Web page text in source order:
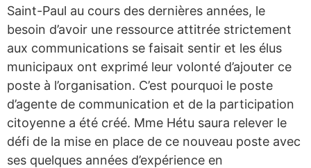
Saint-Paul au cours des dernières années, le
besoin d’avoir une ressource attitrée strictement
aux communications se faisait sentir et les élus
municipaux ont exprimé leur volonté d’ajouter ce
poste à l’organisation. C’est pourquoi le poste
d’agente de communication et de la participation
citoyenne a été créé. Mme Hétu saura relever le
défi de la mise en place de ce nouveau poste avec
ses quelques années d’expérience en